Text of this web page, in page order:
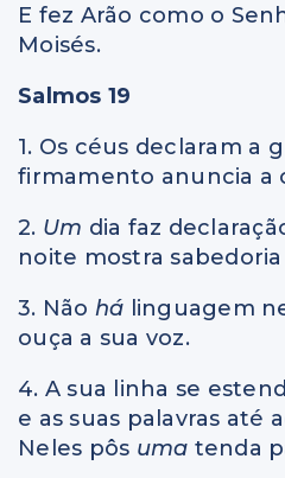
E fez Arão como o
Moisés.
Salmos 19
1. Os céus declaram a
firmamento anuncia a
2. Um dia faz
noite mostra
3. Não há linguagem
ouça a sua voz.
4. A sua linha se
e as suas palavras até
Neles pôs uma tenda